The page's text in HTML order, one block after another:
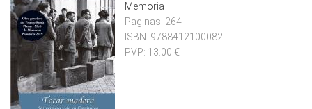
Memoria
Paginas: 264
ISBN: 9788412100082
PVP: 13.00 €